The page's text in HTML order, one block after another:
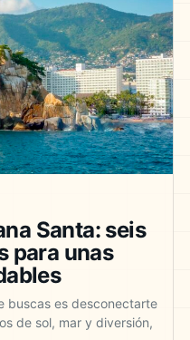
Santa: seis
para unas
buscas es desconectarte
de sol, mar y diversión,